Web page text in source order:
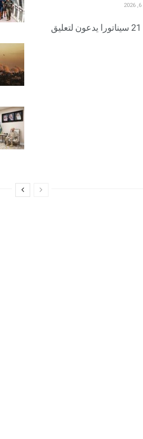
رسالة عاجلة لـ روبيو: 21 سيناتورا يدعون لتعليق